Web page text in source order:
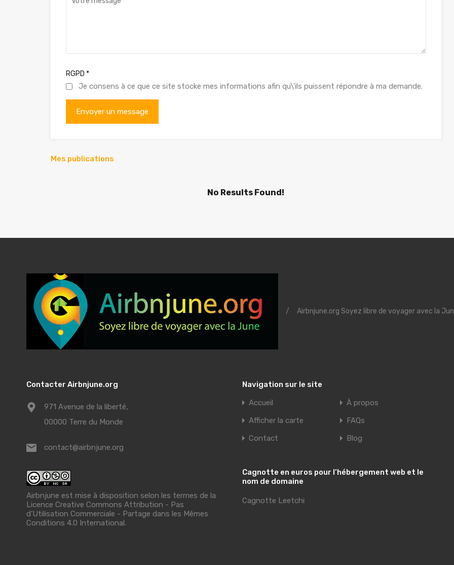
RGPD *
Je consens à ce que ce site stocke mes informations afin qu\'ils puissent répondre à ma demande.
Mes publications
No Results Found!
/ Airbnjune.org Soyez libre de voyager avec la
Contacter Airbnjune.org
971 Avenue de la liberté,
00000 Terre du Monde
contact@airbnjune.org
Airbnjune est mise à disposition selon les termes de la
Licence Creative Commons Attribution - Pas
d’Utilisation Commerciale - Partage dans les Mêmes
Conditions 4.0 International.
Navigation sur le site
Accueil
À propos
Afficher la carte
FAQs
Contact
Blog
Cagnotte en euros pour l’hébergement web et le
nom de domaine
Cagnotte Leetchi